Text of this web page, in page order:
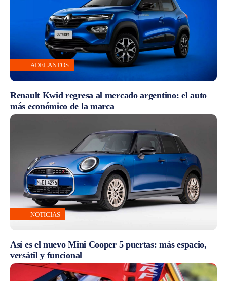
ADELANTOS
Renault Kwid regresa al mercado argentino: el auto
más económico de la marca
NOTICIAS
Así es el nuevo Mini Cooper 5 puertas: más espacio,
versátil y funcional